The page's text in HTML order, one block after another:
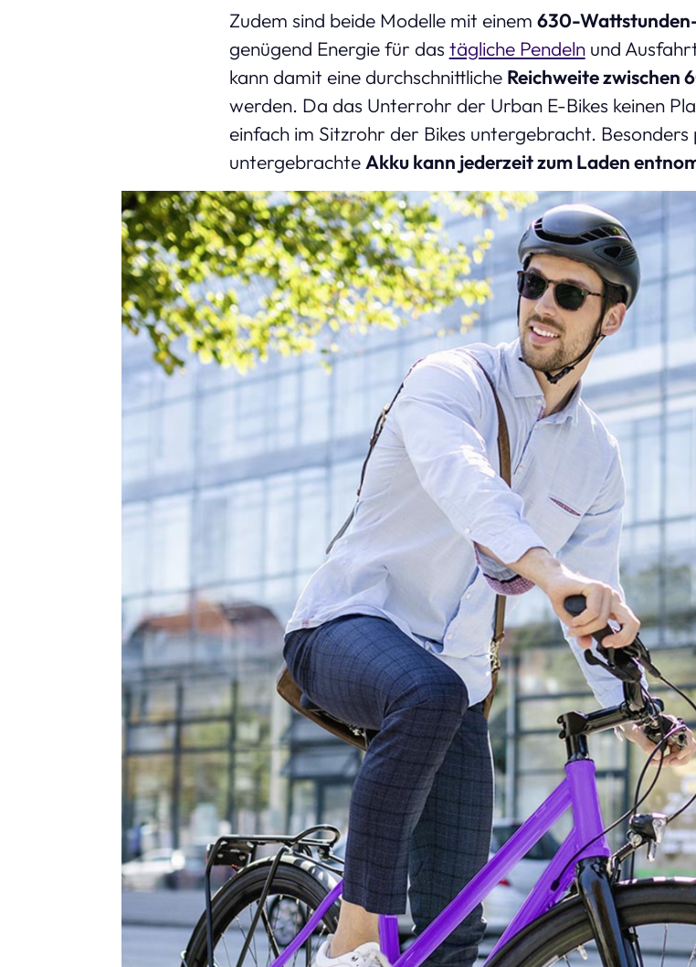
Zudem sind beide Modelle mit einem 630-
genügend Energie für das tägliche Pendelnund
kann damit eine durchschnittliche Reichweite zwischen
werden. Da das Unterrohr der Urban E-Bikes keinen
einfach im Sitzrohr der Bikes untergebracht.
untergebrachte Akku kann jederzeit zum Laden